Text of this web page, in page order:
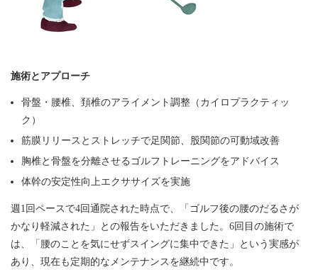
施術とアプローチ
骨盤・腰椎、頚椎のアライメント調整（カイロプラクティッ
ク）
筋膜リリースとストレッチで足関節、股関節の可動域改善
胸椎と骨盤を分離させるゴルフトレーニングをアドバイス
体幹の安定性向上エクササイズを実施
週1回ペースで4回通院された時点で、「ゴルフ後の腰のだるさが
かなり軽減された」との報告をいただきました。6回目の施術で
は、「腰のことを気にせずスイングに集中できた」という実感が
あり、現在も定期的なメンテナンスを継続中です。